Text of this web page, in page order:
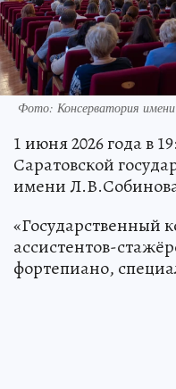
Фото: Консерватория
1 июня 2026 года в
Саратовской
имени
«Государственный
ассистентов-
фортепиано,